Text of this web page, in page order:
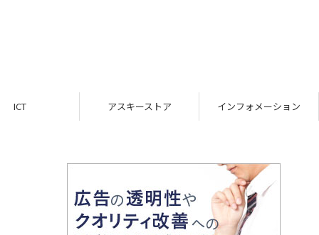
ICT アスキーストア インフォメーション